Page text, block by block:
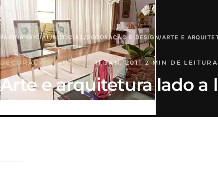
PÁGINA INICIAL/NOTÍCIAS/DECORAÇÃO E DESIGN/ARTE E
DECORAÇÃO E DESIGN ·11 JAN, 2011·2 MIN DE LEITURA
Arte e arquitetura lado a